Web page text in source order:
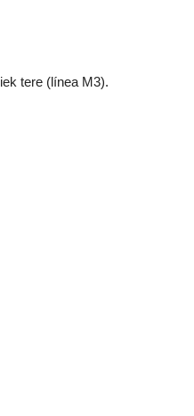
tere (línea M3).